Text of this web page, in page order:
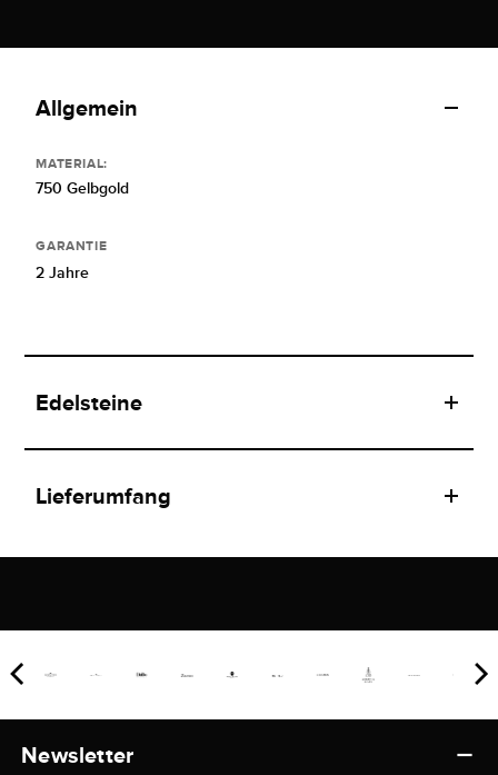
Allgemein
MATERIAL:
750 Gelbgold
GARANTIE
2 Jahre
Edelsteine
Lieferumfang
Newsletter